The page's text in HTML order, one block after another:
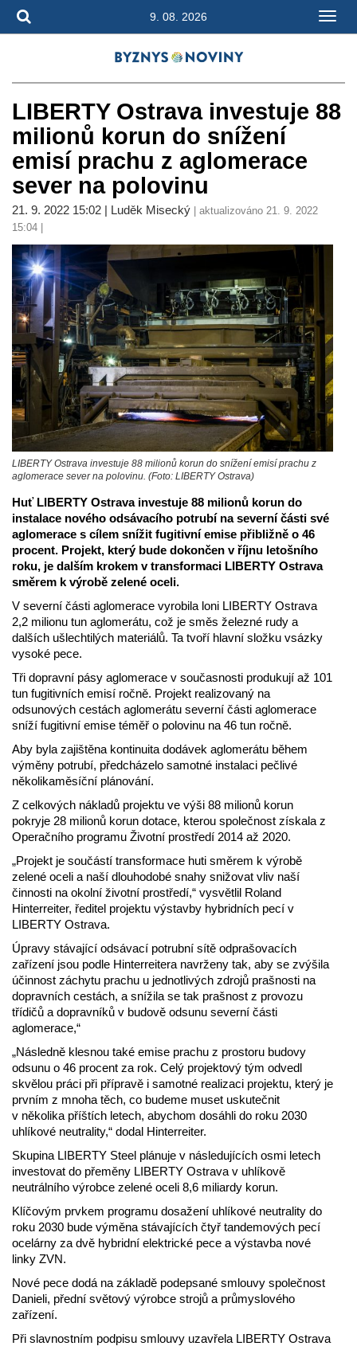
9. 08. 2026
LIBERTY Ostrava investuje 88
milionů korun do snížení
emisí prachu z aglomerace
sever na polovinu
21. 9. 2022 15:02 | Luděk Misecký | aktualizováno 21. 9. 2022
15:04 |
LIBERTY Ostrava investuje 88 milionů korun do snížení emisí prachu z
aglomerace sever na polovinu. (Foto: LIBERTY Ostrava)
Huť LIBERTY Ostrava investuje 88 milionů korun do
instalace nového odsávacího potrubí na severní části své
aglomerace s cílem snížit fugitivní emise přibližně o 46
procent. Projekt, který bude dokončen v říjnu letošního
roku, je dalším krokem v transformaci LIBERTY Ostrava
směrem k výrobě zelené oceli.
V severní části aglomerace vyrobila loni LIBERTY Ostrava
2,2 milionu tun aglomerátu, což je směs železné rudy a
dalších ušlechtilých materiálů. Ta tvoří hlavní složku vsázky
vysoké pece.
Tři dopravní pásy aglomerace v současnosti produkují až 101
tun fugitivních emisí ročně. Projekt realizovaný na
odsunových cestách aglomerátu severní části aglomerace
sníží fugitivní emise téměř o polovinu na 46 tun ročně.
Aby byla zajištěna kontinuita dodávek aglomerátu během
výměny potrubí, předcházelo samotné instalaci pečlivé
několikaměsíční plánování.
Z celkových nákladů projektu ve výši 88 milionů korun
pokryje 28 milionů korun dotace, kterou společnost získala z
Operačního programu Životní prostředí 2014 až 2020.
„Projekt je součástí transformace huti směrem k výrobě
zelené oceli a naší dlouhodobé snahy snižovat vliv naší
činnosti na okolní životní prostředí,“ vysvětlil Roland
Hinterreiter, ředitel projektu výstavby hybridních pecí v
LIBERTY Ostrava.
Úpravy stávající odsávací potrubní sítě odprašovacích
zařízení jsou podle Hinterreitera navrženy tak, aby se zvýšila
účinnost záchytu prachu u jednotlivých zdrojů prašnosti na
dopravních cestách, a snížila se tak prašnost z provozu
třídičů a dopravníků v budově odsunu severní části
aglomerace,“
„Následně klesnou také emise prachu z prostoru budovy
odsunu o 46 procent za rok. Celý projektový tým odvedl
skvělou práci při přípravě i samotné realizaci projektu, který je
prvním z mnoha těch, co budeme muset uskutečnit
v několika příštích letech, abychom dosáhli do roku 2030
uhlíkové neutrality,“ dodal Hinterreiter.
Skupina LIBERTY Steel plánuje v následujících osmi letech
investovat do přeměny LIBERTY Ostrava v uhlíkově
neutrálního výrobce zelené oceli 8,6 miliardy korun.
Klíčovým prvkem programu dosažení uhlíkové neutrality do
roku 2030 bude výměna stávajících čtyř tandemových pecí
ocelárny za dvě hybridní elektrické pece a výstavba nové
linky ZVN.
Nové pece dodá na základě podepsané smlouvy společnost
Danieli, přední světový výrobce strojů a průmyslového
zařízení.
Při slavnostním podpisu smlouvy uzavřela LIBERTY Ostrava